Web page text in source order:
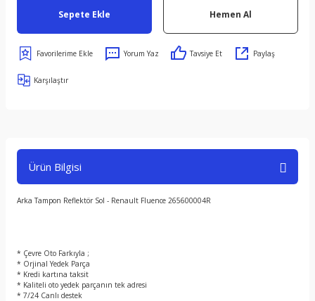
Sepete Ekle Hemen Al
Yorum Yaz Tavsiye Et Paylaş
Karşılaştır
Ürün Bilgisi
Arka Tampon Reflektör Sol - Renault Fluence 265600004R
* Çevre Oto Farkıyla ;
* Orjinal Yedek Parça
* Kredi kartına taksit
* Kaliteli oto yedek parçanın tek adresi
* 7/24 Canlı destek